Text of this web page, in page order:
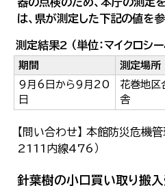
は、県が測定した下記の値を
測定結果2 （単位：マイクロシー
期間 測定場所
9月6日から9月20
日
花巻地区
舎
【問い合わせ】 本館防災危
2111内線476）
針葉樹の小口買い取り搬